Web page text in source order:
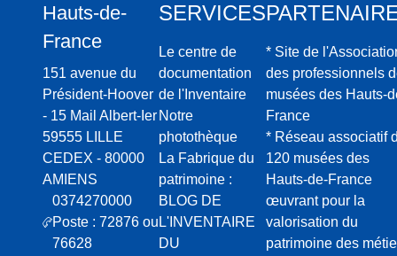
Hauts-de-
France
151 avenue du
Président-Hoover
- 15 Mail Albert-Ier
59555 LILLE
CEDEX - 80000
AMIENS
0374270000
Poste : 72876 ou
76628
SERVICES
Le centre de
documentation
de l'Inventaire
Notre
photothèque
La Fabrique du
patrimoine :
BLOG DE
L'INVENTAIRE
DU
* Site de
des professionnels
musées des Hauts-
France
* Réseau associatif
120 musées des
Hauts-de-France
œuvrant pour la
valorisation du
patrimoine des